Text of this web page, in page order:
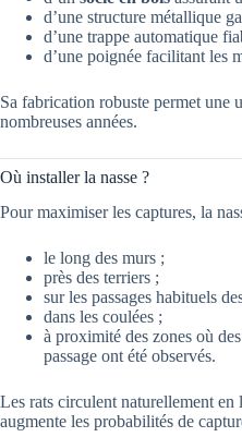
d’une structure métallique
d’une trappe automatique
d’une poignée facilitant les
Sa fabrication robuste permet une
nombreuses années.
Où installer la nasse ?
Pour maximiser les captures, la
le long des murs ;
près des terriers ;
sur les passages habituels
dans les coulées ;
à proximité des zones où
passage ont été observés.
Les rats circulent naturellement en
augmente les probabilités de